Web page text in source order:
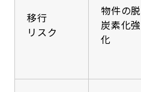
移行
リスク
物件の脱
炭素化強
化